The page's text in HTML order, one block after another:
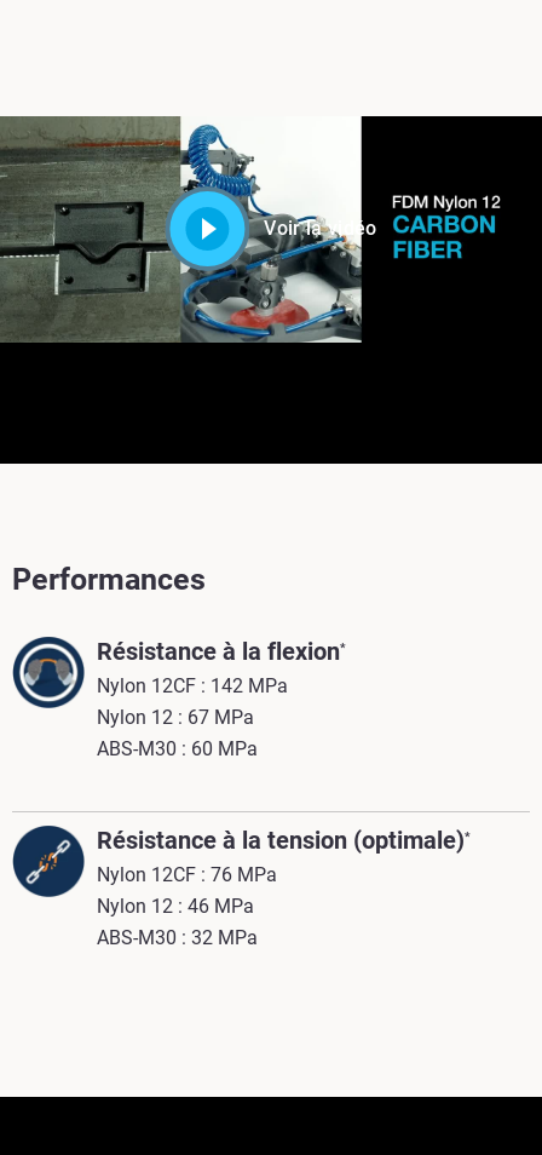
Voir la vidéo
Performances
Résistance à la flexion*
Nylon 12CF : 142 MPa
Nylon 12 : 67 MPa
ABS-M30 : 60 MPa
Résistance à la tension (optimale)*
Nylon 12CF : 76 MPa
Nylon 12 : 46 MPa
ABS-M30 : 32 MPa